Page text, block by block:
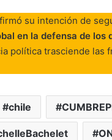
su intención de
en la defensa de los
política trasciende las
chile